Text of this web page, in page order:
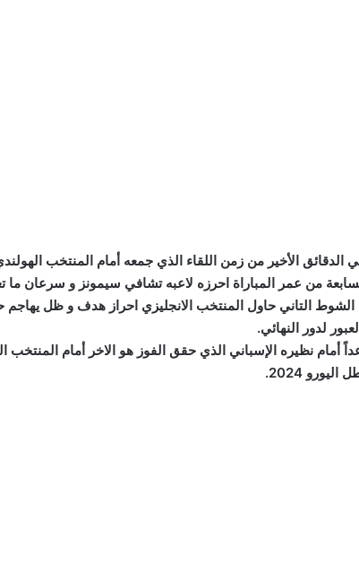
الأخير من زمن اللقاء الذي جمعه أمام المنتخب الهولندي
الشوط التاني حاول المنتخب الانجليزي احراز هدف و ظل
لدور النهائي.
أمام نظيره الإسباني الذي حقق الفوز هو الاخر أمام
2024.